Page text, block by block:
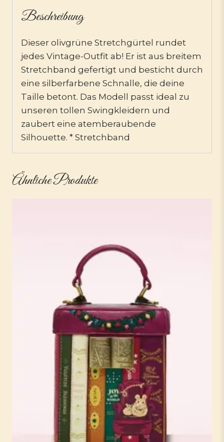
Beschreibung
Dieser olivgrüne Stretchgürtel rundet
jedes Vintage-Outfit ab! Er ist aus breitem
Stretchband gefertigt und besticht durch
eine silberfarbene Schnalle, die deine
Taille betont. Das Modell passt ideal zu
unseren tollen Swingkleidern und
zaubert eine atemberaubende
Silhouette. * Stretchband
Ähnliche Produkte